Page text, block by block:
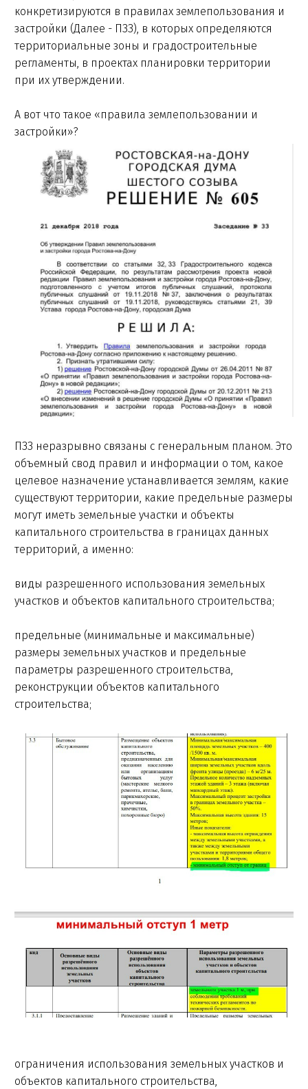
конкретизируются в правилах землепользования и
застройки (Далее - ПЗЗ), в которых определяются
территориальные зоны и градостроительные
регламенты, в проектах планировки территории
при их утверждении.
А вот что такое «правила землепользовании и
застройки»?
ПЗЗ неразрывно связаны с генеральным планом. Это
объемный свод правил и информации о том, какое
целевое назначение устанавливается землям, какие
существуют территории, какие предельные размеры
могут иметь земельные участки и объекты
капитального строительства в границах данных
территорий, а именно:
виды разрешенного использования земельных
участков и объектов капитального строительства;
предельные (минимальные и максимальные)
размеры земельных участков и предельные
параметры разрешенного строительства,
реконструкции объектов капитального
строительства;
ограничения использования земельных участков и
объектов капитального строительства,